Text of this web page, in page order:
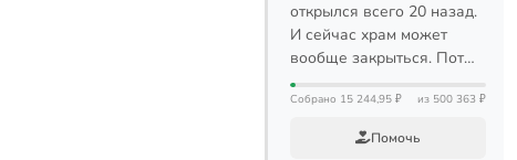
открылся всего 20 назад.
И сейчас храм может
вообще закрыться. Пот…
Собрано 15 244,95 ₽ из 500 363 ₽
Помочь